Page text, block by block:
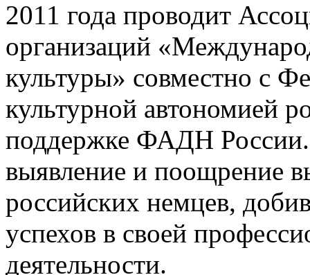
2011 года проводит
организаций
культуры» совместно с
культурной автономией
поддержке ФАДН России.
выявление и поощрение
российских немцев,
успехов в своей
деятельности.